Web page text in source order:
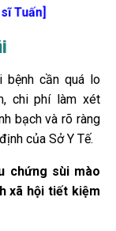
Tuấn]
bệnh cần quá lo
chi phí làm xét
bạch và rõ ràng
của Sở Y Tế.
chứng sùi mào
xã hội tiết kiệm